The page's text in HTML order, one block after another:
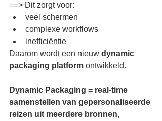
==> Dit zorgt voor:
veel schermen
complexe workflows
inefficiëntie
Daarom wordt een nieuw dynamic
packaging platform ontwikkeld.
Dynamic Packaging = real-time
samenstellen van gepersonaliseerde
reizen uit meerdere bronnen,